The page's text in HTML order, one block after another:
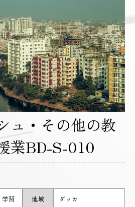
ュ・その他の教
業BD-S-010
学習
地域 ダッカ